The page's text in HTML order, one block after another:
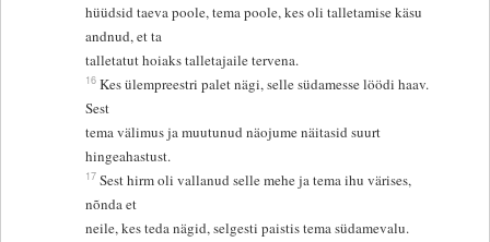
hüüdsid taeva poole, tema poole, kes oli talletamise käsu
andnud, et ta
talletatut hoiaks talletajaile tervena.
16 Kes ülempreestri palet nägi, selle südamesse löödi haav.
Sest
tema välimus ja muutunud näojume näitasid suurt
hingeahastust.
17 Sest hirm oli vallanud selle mehe ja tema ihu värises,
nõnda et
neile, kes teda nägid, selgesti paistis tema südamevalu.